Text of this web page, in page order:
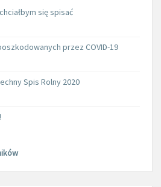
się spisać
przez COVID-19
Spis Rolny 2020